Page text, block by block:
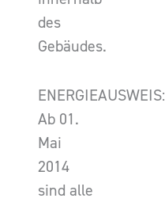
des
Gebäudes.
ENERGIEAUSWEIS:
Ab 01.
Mai
2014
sind alle